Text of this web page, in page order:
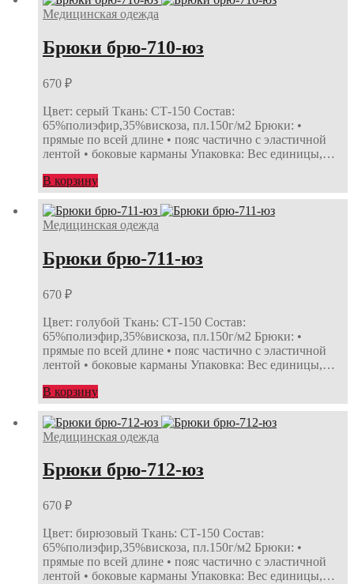
Медицинская одежда
Брюки брю-710-юз
670 ₽
Цвет: серый Ткань: СТ-150 Состав:
65%полиэфир,35%вискоза, пл.150г/м2 Брюки: •
прямые по всей длине • пояс частично с эластичной
лентой • боковые карманы Упаковка: Вес единицы,…
В корзину
Медицинская одежда
Брюки брю-711-юз
670 ₽
Цвет: голубой Ткань: СТ-150 Состав:
65%полиэфир,35%вискоза, пл.150г/м2 Брюки: •
прямые по всей длине • пояс частично с эластичной
лентой • боковые карманы Упаковка: Вес единицы,…
В корзину
Медицинская одежда
Брюки брю-712-юз
670 ₽
Цвет: бирюзовый Ткань: СТ-150 Состав:
65%полиэфир,35%вискоза, пл.150г/м2 Брюки: •
прямые по всей длине • пояс частично с эластичной
лентой • боковые карманы Упаковка: Вес единицы,…